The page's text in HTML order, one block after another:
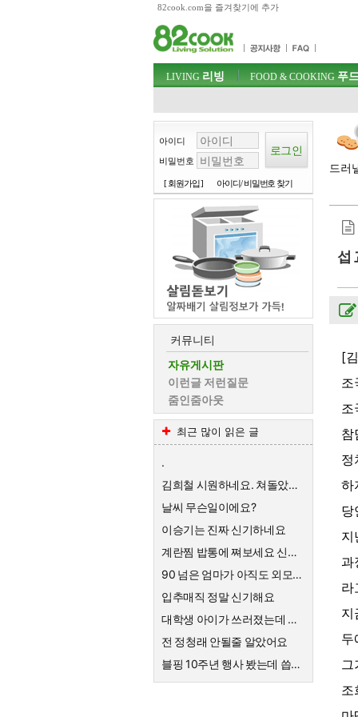
82cook.com을 즐겨찾기에 추가
주메뉴 바로가기
컨텐츠 바로가기
검색 바로가기
로그인 바로가기
주메뉴
LIVING 리빙 FOOD & COOKING 푸
아이디
비밀번호
[ 회원가입 ] 아이디/ 비밀번호 찾기
커뮤니티
자유게시판
이런글 저런질문
줌인줌아웃
최근 많이 읽은 글
.
김희철 시원하네요. 쳐돌았네 ㅋㅋ
날씨 무슨일이에요?
이승기는 진짜 신기하네요
계란찜 밥통에 쪄보세요 신세계가 펼쳐집니다
90 넘은 엄마가 아직도 외모에 관심이 많아요
입추매직 정말 신기해요
대학생 아이가 쓰러졌는데 갑자기 말을 못해요
전 정청래 안될줄 알았어요
블핑 10주년 행사 봤는데 씁쓸하네요
드러
섭
[
조
조
참
정
하
당
지
과
라
지
두
그
조